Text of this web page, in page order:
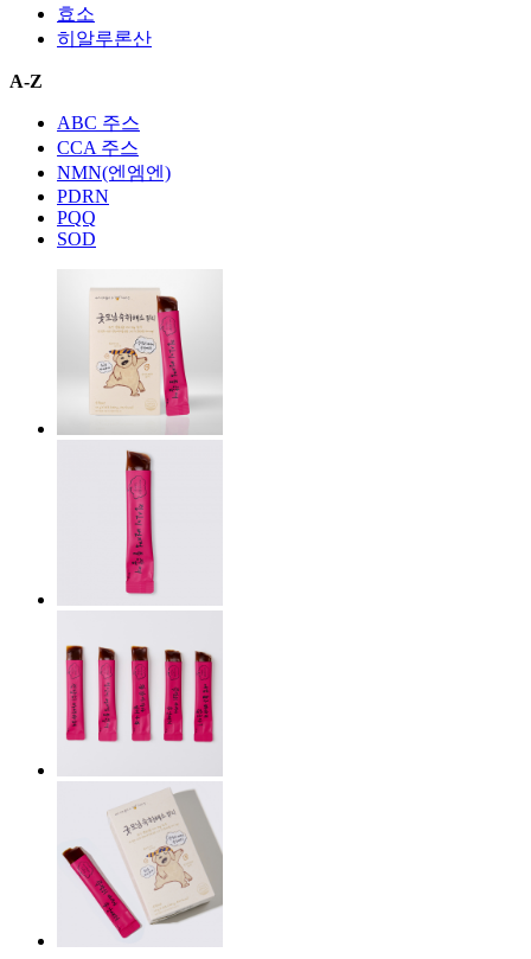
효소
히알루론산
A-Z
ABC 주스
CCA 주스
NMN(엔엠엔)
PDRN
PQQ
SOD